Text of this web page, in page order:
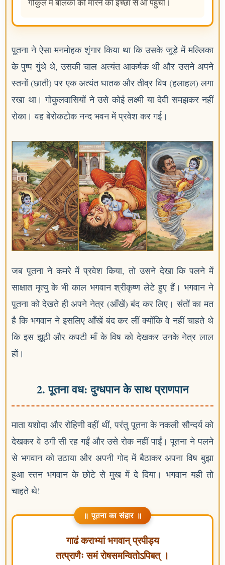
पूतना ने ऐसा मनमोहक शृंगार किया था कि उसके जूड़े में मल्लिका
के पुष्प गुंथे थे, उसकी चाल अत्यंत आकर्षक थी और उसने अपने
स्तनों (छाती) पर एक अत्यंत घातक और तीव्र विष (हलाहल) लगा
रखा था। गोकुलवासियों ने उसे कोई लक्ष्मी या देवी समझकर नहीं
रोका। वह बेरोकटोक नन्द भवन में प्रवेश कर गई।
जब पूतना ने कमरे में प्रवेश किया, तो उसने देखा कि पलने में
साक्षात मृत्यु के भी काल भगवान श्रीकृष्ण लेटे हुए हैं। भगवान ने
पूतना को देखते ही अपने नेत्र (आँखें) बंद कर लिए। संतों का मत
है कि भगवान ने इसलिए आँखें बंद कर लीं क्योंकि वे नहीं चाहते थे
कि इस झूठी और कपटी माँ के विष को देखकर उनके नेत्र लाल
हों।
2. पूतना वध: दुग्धपान के साथ प्राणपान
माता यशोदा और रोहिणी वहीं थीं, परंतु पूतना के नकली सौन्दर्य को
देखकर वे ठगी सी रह गईं और उसे रोक नहीं पाईं। पूतना ने पलने
से भगवान को उठाया और अपनी गोद में बैठाकर अपना विष बुझा
हुआ स्तन भगवान के छोटे से मुख में दे दिया। भगवान यही तो
चाहते थे!
॥ पूतना का संहार ॥
गाढं कराभ्यां भगवान् प्रपीड्य
तत्प्राणैः समं रोषसमन्वितोऽपिबत् ।